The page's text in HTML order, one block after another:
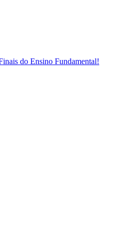
do Ensino Fundamental!